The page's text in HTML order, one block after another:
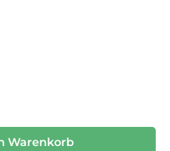
ein oder benutze die
Warenkorb